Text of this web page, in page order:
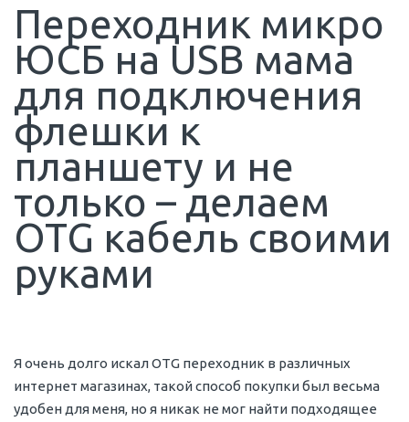
Переходник микро
ЮСБ на USB мама
для подключения
флешки к
планшету и не
только – делаем
OTG кабель своими
руками
Я очень долго искал OTG переходник в различных
интернет магазинах, такой способ покупки был весьма
удобен для меня, но я никак не мог найти подходящее